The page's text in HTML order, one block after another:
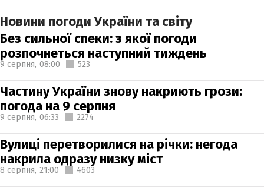
Новини погоди України та світу
Без сильної спеки: з якої погоди
розпочнеться наступний тиждень
9 серпня, 08:00 523
Частину України знову накриють грози:
погода на 9 серпня
9 серпня, 06:33 2274
Вулиці перетворилися на річки: негода
накрила одразу низку міст
8 серпня, 21:00 4603